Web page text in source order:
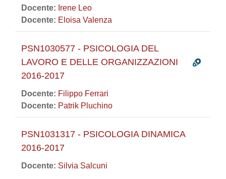
Docente: Irene Leo
Docente: Eloisa Valenza
PSN1030577 - PSICOLOGIA DEL
LAVORO E DELLE ORGANIZZAZIONI
2016-2017
Docente: Filippo Ferrari
Docente: Patrik Pluchino
PSN1031317 - PSICOLOGIA DINAMICA
2016-2017
Docente: Silvia Salcuni